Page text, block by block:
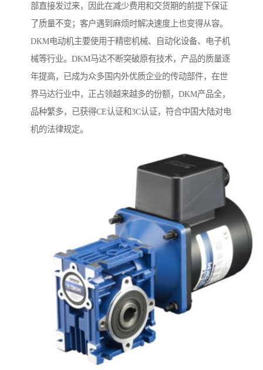
部直接发过来，因此在减少费用和交货期的前提下保证
了质量不变；客户遇到麻烦时解决速度上也变得从容。
DKM电动机主要使用于精密机械、自动化设备、电子机
械等行业。DKM马达不断突破原有技术，产品的质量逐
年提高，已成为众多国内外优质企业的传动部件，在世
界马达行业中，正占领越来越多的份额，DKM产品全，
品种繁多，已获得CE认证和3C认证，符合中国大陆对电
机的法律规定。